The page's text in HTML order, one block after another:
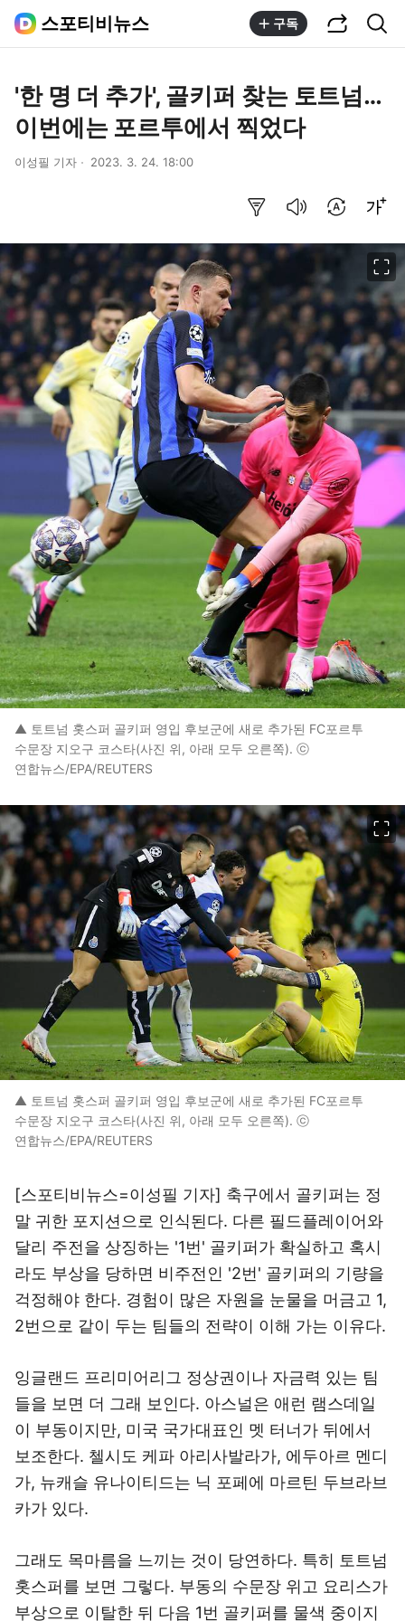
스포티비뉴스 구독
'한 명 더 추가', 골키퍼 찾는 토트넘…
이번에는 포르투에서 찍었다
이성필 기자 2023. 3. 24. 18:00
▲ 토트넘 홋스퍼 골키퍼 영입 후보군에 새로 추가된 FC포르투
수문장 지오구 코스타(사진 위, 아래 모두 오른쪽). ⓒ
연합뉴스/EPA/REUTERS
▲ 토트넘 홋스퍼 골키퍼 영입 후보군에 새로 추가된 FC포르투
수문장 지오구 코스타(사진 위, 아래 모두 오른쪽). ⓒ
연합뉴스/EPA/REUTERS
[스포티비뉴스=이성필 기자] 축구에서 골키퍼는 정
말 귀한 포지션으로 인식된다. 다른 필드플레이어와
달리 주전을 상징하는 '1번' 골키퍼가 확실하고 혹시
라도 부상을 당하면 비주전인 '2번' 골키퍼의 기량을
걱정해야 한다. 경험이 많은 자원을 눈물을 머금고 1,
2번으로 같이 두는 팀들의 전략이 이해 가는 이유다.
잉글랜드 프리미어리그 정상권이나 자금력 있는 팀
들을 보면 더 그래 보인다. 아스널은 애런 램스데일
이 부동이지만, 미국 국가대표인 멧 터너가 뒤에서
보조한다. 첼시도 케파 아리사발라가, 에두아르 멘디
가, 뉴캐슬 유나이티드는 닉 포페에 마르틴 두브라브
카가 있다.
그래도 목마름을 느끼는 것이 당연하다. 특히 토트넘
홋스퍼를 보면 그렇다. 부동의 수문장 위고 요리스가
부상으로 이탈한 뒤 다음 1번 골키퍼를 물색 중이지